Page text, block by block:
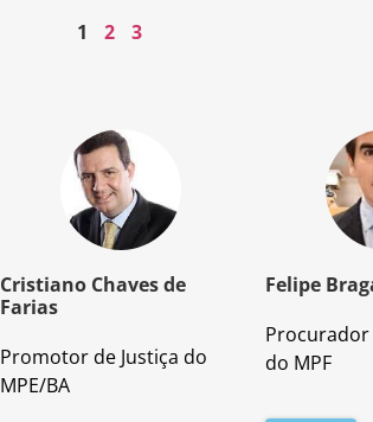
1 2 3
Cristiano Chaves de
Farias
Promotor de Justiça do
MPE/BA
Felipe
Procurador
do MPF